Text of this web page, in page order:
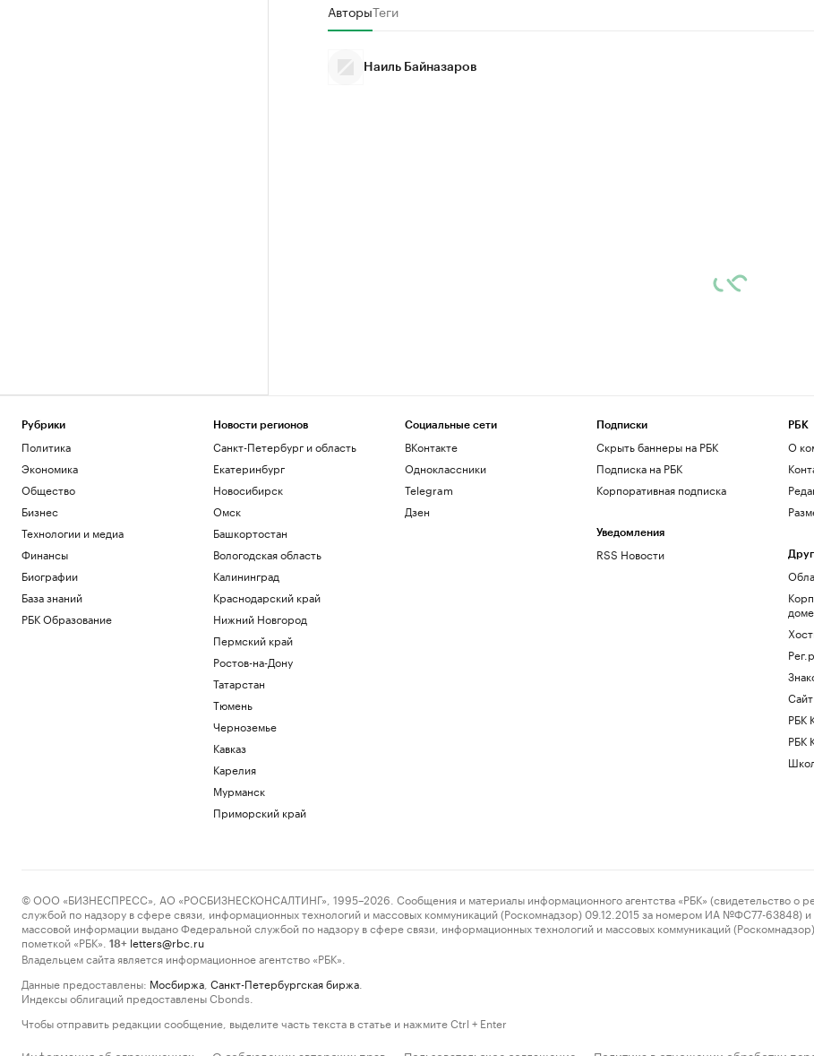
АвторыТеги
Наиль Байназаров
Рубрики
Политика
Экономика
Общество
Бизнес
Технологии и медиа
Финансы
Биографии
База знаний
РБК Образование
Новости регионов
Санкт-Петербург и область
Екатеринбург
Новосибирск
Омск
Башкортостан
Вологодская область
Калининград
Краснодарский край
Нижний Новгород
Пермский край
Ростов-на-Дону
Татарстан
Тюмень
Черноземье
Кавказ
Карелия
Мурманск
Приморский край
Социальные сети
ВКонтакте
Одноклассники
Telegram
Дзен
Подписки
Скрыть баннеры на РБК
Подписка на РБК
Корпоративная подписка
Уведомления
RSS Новости
РБК
О
РБК
РБК
© ООО «БИЗНЕСПРЕСС», АО «РОСБИЗНЕСКОНСАЛТИНГ», 1995–2026. Сообщения и материалы информационного агентства «РБК» (свидетельство о
службой по надзору в сфере связи, информационных технологий и массовых коммуникаций (Роскомнадзор) 09.12.2015 за номером ИА №ФС77-63848) и
массовой информации выдано Федеральной службой по надзору в сфере связи, информационных технологий и массовых коммуникаций
пометкой «РБК».
18+ letters@rbc.ru
Владельцем сайта является информационное агентство «РБК».
Данные предоставлены: Мосбиржа Санкт-Петербургская биржа
Индексы облигаций предоставлены Cbonds.
Чтобы отправить редакции сообщение, выделите часть текста в статье и нажмите Ctrl + Enter